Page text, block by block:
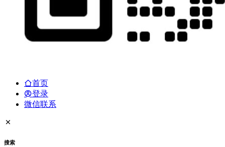
首页
登录
微信联系
搜索